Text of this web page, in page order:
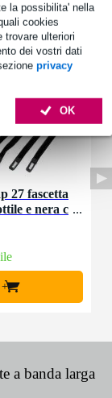
la possibilita' nella
cookies
trovare ulteriori
dei vostri dati
privacy
OK
27 fascetta
e nera c
+
a banda larga